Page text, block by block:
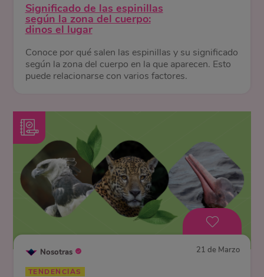
Significado de las espinillas
según la zona del cuerpo:
dinos el lugar
Conoce por qué salen las espinillas y su significado
según la zona del cuerpo en la que aparecen. Esto
puede relacionarse con varios factores.
Nosotras 21 de Marzo
TENDENCIAS